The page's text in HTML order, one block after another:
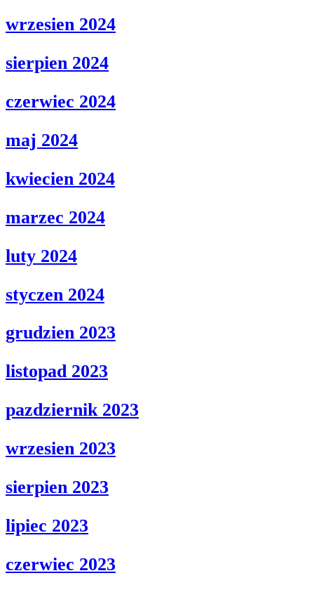
wrzesien 2024
sierpien 2024
czerwiec 2024
maj 2024
kwiecien 2024
marzec 2024
luty 2024
styczen 2024
grudzien 2023
listopad 2023
pazdziernik 2023
wrzesien 2023
sierpien 2023
lipiec 2023
czerwiec 2023